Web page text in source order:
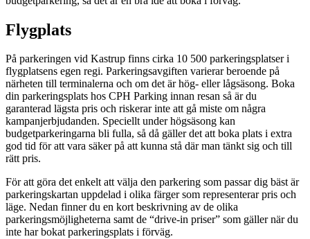
Flygplats
På parkeringen vid Kastrup finns cirka 10 500 parkeringsplatser i
flygplatsens egen regi. Parkeringsavgiften varierar beroende på
närheten till terminalerna och om det är hög- eller lågsäsong. Boka
din parkeringsplats hos CPH Parking innan resan så är du
garanterad lägsta pris och riskerar inte att gå miste om några
kampanjerbjudanden. Speciellt under högsäsong kan
budgetparkeringarna bli fulla, så då gäller det att boka plats i extra
god tid för att vara säker på att kunna stå där man tänkt sig och till
rätt pris.
För att göra det enkelt att välja den parkering som passar dig bäst är
parkeringskartan uppdelad i olika färger som representerar pris och
läge. Nedan finner du en kort beskrivning av de olika
parkeringsmöjligheterna samt de “drive-in priser” som gäller när du
inte har bokat parkeringsplats i förväg.